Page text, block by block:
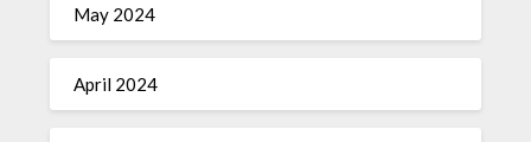
May 2024
April 2024